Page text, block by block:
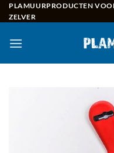
Skip
to
PLAMUURPRODUCTEN
ZELVER